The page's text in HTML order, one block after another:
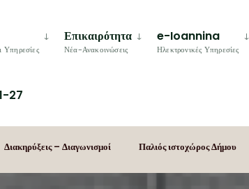
Υπηρεσίες
Επικαιρότητα
Νέα-Ανακοινώσεις
e-Ioannina
Ηλεκτρονικές Υπηρεσίες
27
Διακηρύξεις – Διαγωνισμοί Παλιός ιστοχώρος Δήμου